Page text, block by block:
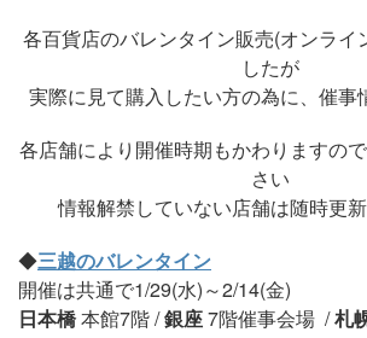
各百貨店のバレンタイン販売(オンライ
したが
実際に見て購入したい方の為に、催事
各店舗により開催時期もかわりますの
さい
情報解禁していない店舗は随時更
◆三越のバレンタイン
開催は共通で1/29(水)～2/14(金)
日本橋本館7階 /銀座7階催事会場 /札